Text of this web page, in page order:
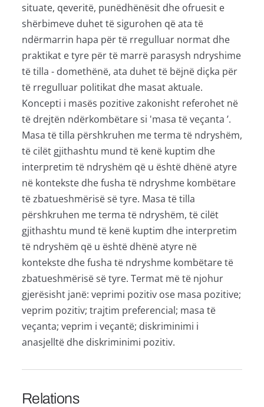
situate, qeveritë, punëdhënësit dhe ofruesit e
shërbimeve duhet të sigurohen që ata të
ndërmarrin hapa për të rregulluar normat dhe
praktikat e tyre për të marrë parasysh ndryshime
të tilla - domethënë, ata duhet të bëjnë diçka për
të rregulluar politikat dhe masat aktuale.
Koncepti i masës pozitive zakonisht referohet në
të drejtën ndërkombëtare si 'masa të veçanta ’.
Masa të tilla përshkruhen me terma të ndryshëm,
të cilët gjithashtu mund të kenë kuptim dhe
interpretim të ndryshëm që u është dhënë atyre
në kontekste dhe fusha të ndryshme kombëtare
të zbatueshmërisë së tyre. Masa të tilla
përshkruhen me terma të ndryshëm, të cilët
gjithashtu mund të kenë kuptim dhe interpretim
të ndryshëm që u është dhënë atyre në
kontekste dhe fusha të ndryshme kombëtare të
zbatueshmërisë së tyre. Termat më të njohur
gjerësisht janë: veprimi pozitiv ose masa pozitive;
veprim pozitiv; trajtim preferencial; masa të
veçanta; veprim i veçantë; diskriminimi i
anasjelltë dhe diskriminimi pozitiv.
Relations